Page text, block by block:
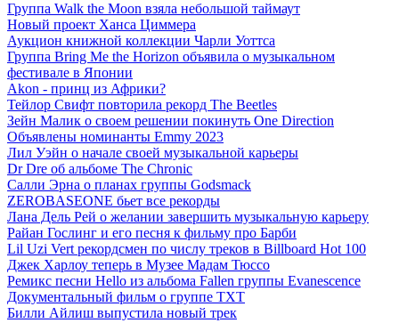
Группа Walk the Moon взяла небольшой таймаут
Новый проект Ханса Циммера
Аукцион книжной коллекции Чарли Уоттса
Группа Bring Me the Horizon объявила о музыкальном
фестивале в Японии
Akon - принц из Африки?
Тейлор Свифт повторила рекорд The Beetles
Зейн Малик о своем решении покинуть One Direction
Объявлены номинанты Emmy 2023
Лил Уэйн о начале своей музыкальной карьеры
Dr Dre об альбоме The Chronic
Салли Эрна о планах группы Godsmack
ZEROBASEONE бьет все рекорды
Лана Дель Рей о желании завершить музыкальную карьеру
Райан Гослинг и его песня к фильму про Барби
Lil Uzi Vert рекордсмен по числу треков в Billboard Hot 100
Джек Харлоу теперь в Музее Мадам Тюссо
Ремикс песни Hello из альбома Fallen группы Evanescence
Документальный фильм о группе TXT
Билли Айлиш выпустила новый трек